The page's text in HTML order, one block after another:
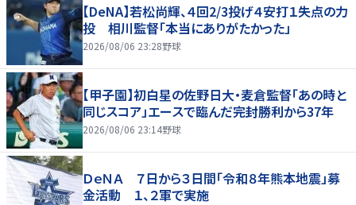
【DeNA】若松尚輝、４回2/3投げ４安打１失点の力
投 相川監督「本当にありがたかった」
2026/08/06 23:28野球
【甲子園】初白星の佐野日大・麦倉監督「あの時と
同じスコア」エースで臨んだ完封勝利から37年
2026/08/06 23:14野球
ＤｅＮＡ ７日から３日間「令和８年熊本地震」募
金活動 １、２軍で実施